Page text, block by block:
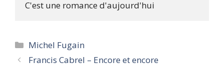
Categories
Michel Fugain
Francis Cabrel – Encore et encore